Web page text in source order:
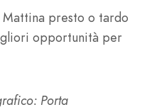
Mattina presto o tardo
opportunità per
: Porta